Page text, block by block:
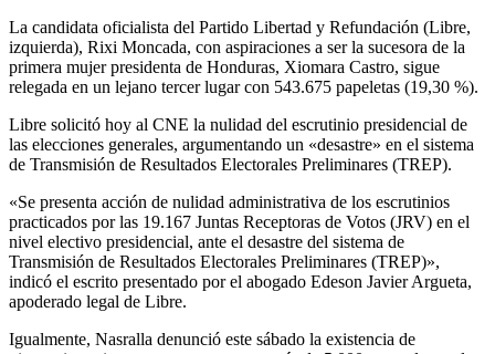
La candidata oficialista del Partido Libertad y Refundación (Libre,
izquierda), Rixi Moncada, con aspiraciones a ser la sucesora de la
primera mujer presidenta de Honduras, Xiomara Castro, sigue
relegada en un lejano tercer lugar con 543.675 papeletas (19,30 %).
Libre solicitó hoy al CNE la nulidad del escrutinio presidencial de
las elecciones generales, argumentando un «desastre» en el sistema
de Transmisión de Resultados Electorales Preliminares (TREP).
«Se presenta acción de nulidad administrativa de los escrutinios
practicados por las 19.167 Juntas Receptoras de Votos (JRV) en el
nivel electivo presidencial, ante el desastre del sistema de
Transmisión de Resultados Electorales Preliminares (TREP)»,
indicó el escrito presentado por el abogado Edeson Javier Argueta,
apoderado legal de Libre.
Igualmente, Nasralla denunció este sábado la existencia de